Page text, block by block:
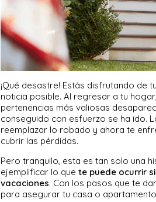
¡Qué desastre! Estás disfrutando de
noticia posible. Al regresar a tu
pertenencias más valiosas
conseguido con esfuerzo se ha ido.
reemplazar lo robado y ahora te
cubrir las pérdidas.
Pero tranquilo, esta es tan solo una
ejemplificar lo que te puede ocurrir
vacaciones. Con los pasos que te
para asegurar tu casa o